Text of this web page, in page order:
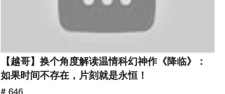
【越哥】换个角度解读温情科幻神作《降临》：
如果时间不存在，片刻就是永恒！
# 646